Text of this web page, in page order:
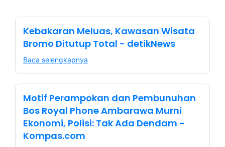
Kebakaran Meluas, Kawasan Wisata
Bromo Ditutup Total - detikNews
Baca selengkapnya
Motif Perampokan dan Pembunuhan
Bos Royal Phone Ambarawa Murni
Ekonomi, Polisi: Tak Ada Dendam -
Kompas.com